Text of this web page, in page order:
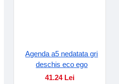
Agenda a5 nedatata gri
deschis eco ego
41.24 Lei